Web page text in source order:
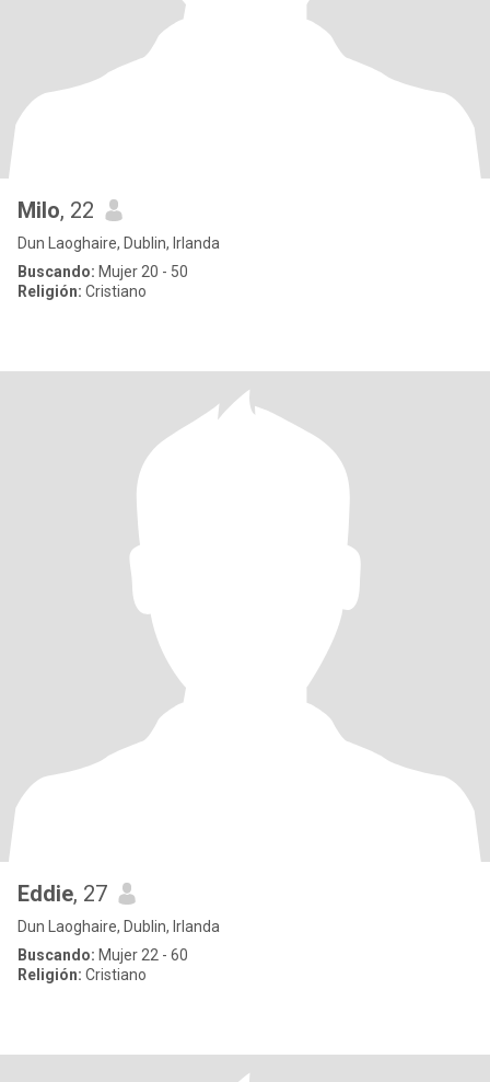
Milo, 22
Dun Laoghaire, Dublin, Irlanda
Buscando: Mujer 20 - 50
Religión: Cristiano
Eddie, 27
Dun Laoghaire, Dublin, Irlanda
Buscando: Mujer 22 - 60
Religión: Cristiano